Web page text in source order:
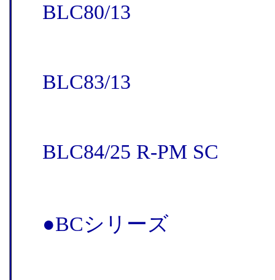
BLC80/13
BLC83/13
BLC84/25 R-PM SC
●BCシリーズ